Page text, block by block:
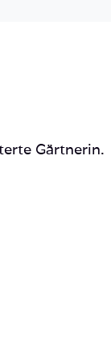
Gärtnerin.